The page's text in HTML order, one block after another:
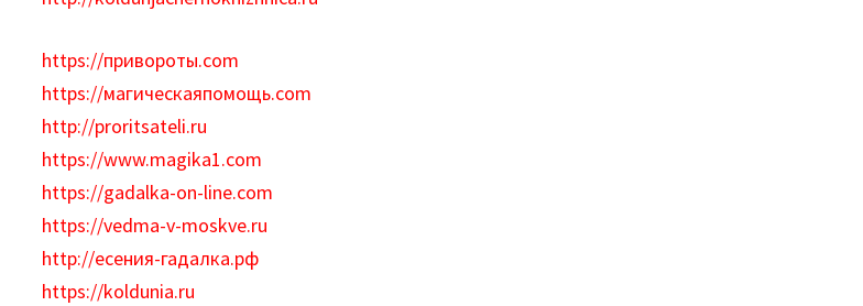
https://привороты.com
https://магическаяпомощь.com
http://proritsateli.ru
https://www.magika1.com
https://gadalka-on-line.com
https://vedma-v-moskve.ru
http://есения-гадалка.рф
https://koldunia.ru